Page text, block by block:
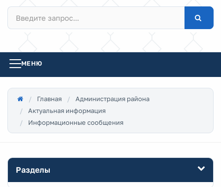
МЕНЮ
Главная
Администрация района
Актуальная информация
Информационные сообщения
Разделы